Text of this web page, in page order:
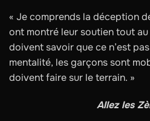
« Je comprends la déception
ont montré leur soutien tout
doivent savoir que ce n’est
mentalité, les garçons sont
doivent faire sur le terrain. »
Allez les